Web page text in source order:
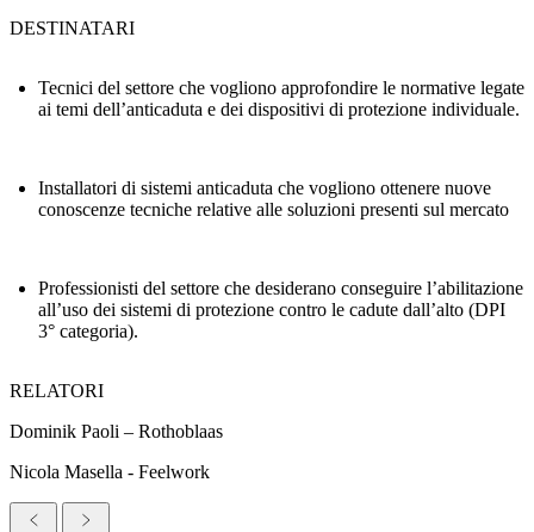
DESTINATARI
Tecnici del settore che vogliono approfondire le normative legate
ai temi dell’anticaduta e dei dispositivi di protezione individuale.
Installatori di sistemi anticaduta che vogliono ottenere nuove
conoscenze tecniche relative alle soluzioni presenti sul mercato
Professionisti del settore che desiderano conseguire l’abilitazione
all’uso dei sistemi di protezione contro le cadute dall’alto (DPI
3° categoria).
RELATORI
Dominik Paoli – Rothoblaas
Nicola Masella - Feelwork